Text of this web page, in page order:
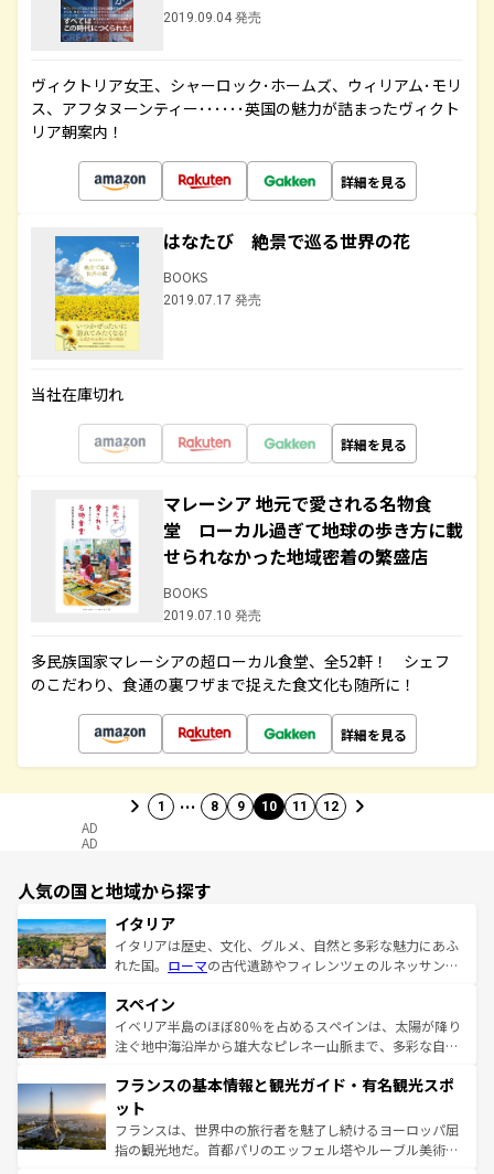
2019.09.04 発売
ヴィクトリア女王、シャーロック･ホームズ、ウィリアム･モリ
ス、アフタヌーンティー･･････英国の魅力が詰まったヴィクト
リア朝案内！
詳細を見る
はなたび 絶景で巡る世界の花
BOOKS
2019.07.17 発売
当社在庫切れ
詳細を見る
マレーシア 地元で愛される名物食
堂 ローカル過ぎて地球の歩き方に載
せられなかった地域密着の繁盛店
BOOKS
2019.07.10 発売
多民族国家マレーシアの超ローカル食堂、全52軒！ シェフ
のこだわり、食通の裏ワザまで捉えた食文化も随所に！
詳細を見る
1 … 8 9 10 11 12
AD
AD
人気の国と地域から探す
イタリア
イタリアは歴史、文化、グルメ、自然と多彩な魅力にあふ
れた国。 ローマの古代遺跡やフィレンツェのルネッサンス
ろん、トスカーナの美しい田園風景やアマルフィ海岸の絶
景など、自然景観も見逃せない。観光の合間には、本場の
ピザやパスタなど、絶品のイタリア料理を堪能することも
ませてくれるイタリアで、忘れられない旅をしてみよう！
なお、新着のイタリア情報は
しい。
スペイン
イベリア半島のほぼ80％を占めるスペインは、太陽が降り
注ぐ地中海沿岸から雄大なピレネー山脈まで、多彩な自然
文化が根付くこの国では、情熱的なフラメンコ、熱気あふ
れる闘牛、そして美味しいタパスが生活の一部となってい
る。首都マドリードの洗練された雰囲気や、バルセロナの
アートに溢れた街角から、地方では古代ローマ遺跡や中世
フランスの基本情報と観光ガイド・有名観光スポ
ット
フランスは、世界中の旅行者を魅了し続けるヨーロッパ屈
指の観光地だ。首都パリのエッフェル塔やルーブル美術館